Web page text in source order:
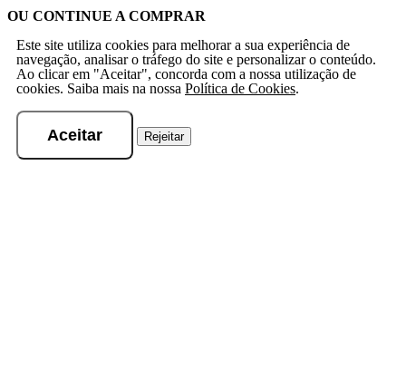
OU CONTINUE A COMPRAR
Este site utiliza cookies para melhorar a sua experiência de
navegação, analisar o tráfego do site e personalizar o conteúdo.
Ao clicar em "Aceitar", concorda com a nossa utilização de
cookies. Saiba mais na nossa Política de Cookies.
Aceitar Rejeitar